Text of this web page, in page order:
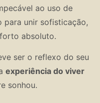
ao uso de
para unir sofisticação,
absoluto.
ser o reflexo do seu
experiência do viver
sonhou.